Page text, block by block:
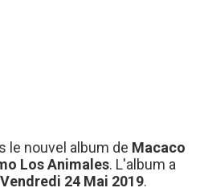
le nouvel album de Macaco
Los Animales. L'album a
Vendredi 24 Mai 2019.